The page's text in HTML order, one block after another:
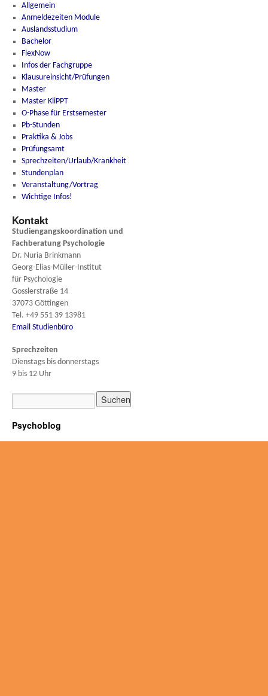
Allgemein
Anmeldezeiten Module
Auslandsstudium
Bachelor
FlexNow
Infos der Fachgruppe
Klausureinsicht/Prüfungen
Master
Master KliPPT
O-Phase für Erstsemester
Pb-Stunden
Praktika & Jobs
Prüfungsamt
Sprechzeiten/Urlaub/Krankheit
Stundenplan
Veranstaltung/Vortrag
Wichtige Infos!
Kontakt
Studiengangskoordination und
Fachberatung Psychologie
Dr. Nuria Brinkmann
Georg-Elias-Müller-Institut
für Psychologie
Gosslerstraße 14
37073 Göttingen
Tel. +49 551 39 13981
Email Studienbüro
Sprechzeiten
Dienstags bis donnerstags
9 bis 12 Uhr
Psychoblog